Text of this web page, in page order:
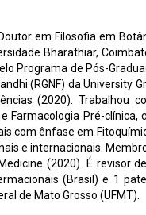
em Filosofia em
Bharathiar,
Programa de Pós-
(RGNF) da University
(2020). Trabalhou
Farmacologia Pré-clínica,
com ênfase em
e internacionais.
(2020). É revisor
(Brasil) e 1
de Mato Grosso (UFMT).